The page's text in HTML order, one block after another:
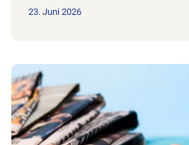
23. Juni 2026
Zum Beitrag Kurz und bündig